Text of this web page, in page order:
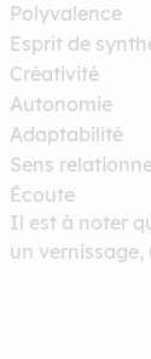
Polyvalence
Esprit de
Créativité
Autonomie
Adaptabilité
Sens
Écoute
Il est à noter
un